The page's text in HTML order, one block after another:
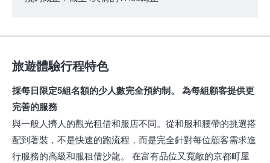
旅遊體驗行程特色
採每日限定5組名額的少人數完全預約制。 為每組顧客提供更
完善的服務
與一般人擠人的觀光租借和服店不同。從和服和腰帶的挑選搭
配到著裝，不是快速的跑流程，而是完全針對每位顧客需求進
行服務的高級和服租借沙龍。 在富有品位又寬敞的京都町屋